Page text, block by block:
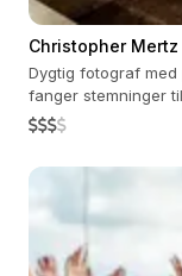
Christopher
Dygtig fotograf
fanger stemninger